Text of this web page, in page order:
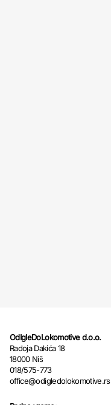
OdIgleDoLokomotive d.o.o.
Radoja Dakića 18
18000 Niš
018/575-773
office@odigledolokomotive.rs